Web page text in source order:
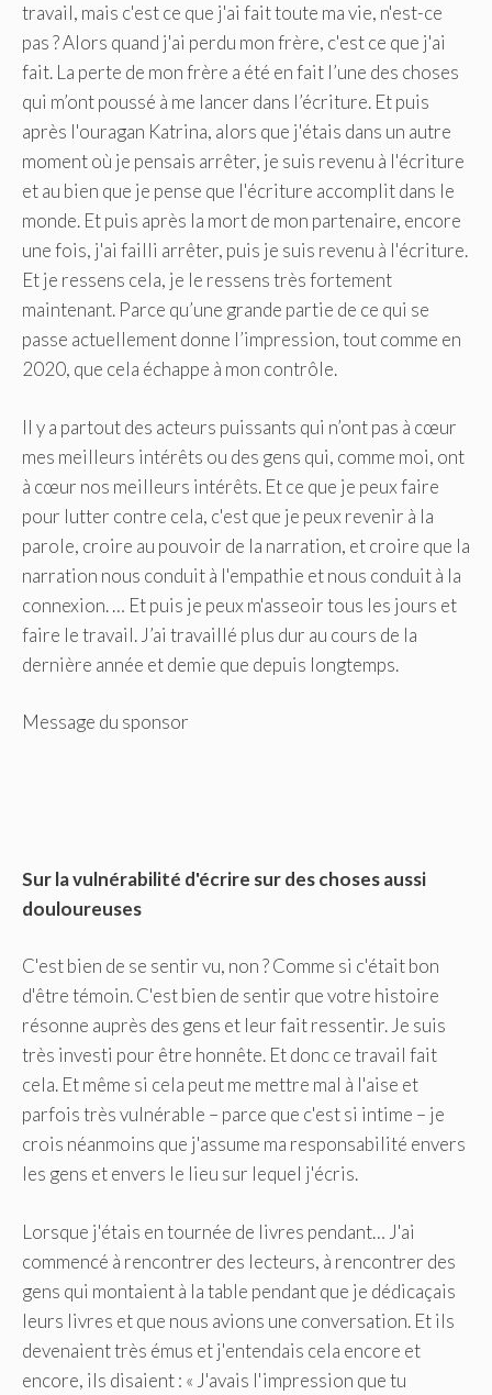
travail, mais c'est ce que j'ai fait toute ma vie, n'est-ce
pas ? Alors quand j'ai perdu mon frère, c'est ce que j'ai
fait. La perte de mon frère a été en fait l’une des choses
qui m’ont poussé à me lancer dans l’écriture. Et puis
après l'ouragan Katrina, alors que j'étais dans un autre
moment où je pensais arrêter, je suis revenu à l'écriture
et au bien que je pense que l'écriture accomplit dans le
monde. Et puis après la mort de mon partenaire, encore
une fois, j'ai failli arrêter, puis je suis revenu à l'écriture.
Et je ressens cela, je le ressens très fortement
maintenant. Parce qu’une grande partie de ce qui se
passe actuellement donne l’impression, tout comme en
2020, que cela échappe à mon contrôle.
Il y a partout des acteurs puissants qui n’ont pas à cœur
mes meilleurs intérêts ou des gens qui, comme moi, ont
à cœur nos meilleurs intérêts. Et ce que je peux faire
pour lutter contre cela, c'est que je peux revenir à la
parole, croire au pouvoir de la narration, et croire que la
narration nous conduit à l'empathie et nous conduit à la
connexion. … Et puis je peux m'asseoir tous les jours et
faire le travail. J’ai travaillé plus dur au cours de la
dernière année et demie que depuis longtemps.
Message du sponsor
Sur la vulnérabilité d'écrire sur des choses aussi
douloureuses
C'est bien de se sentir vu, non ? Comme si c'était bon
d'être témoin. C'est bien de sentir que votre histoire
résonne auprès des gens et leur fait ressentir. Je suis
très investi pour être honnête. Et donc ce travail fait
cela. Et même si cela peut me mettre mal à l'aise et
parfois très vulnérable – parce que c'est si intime – je
crois néanmoins que j'assume ma responsabilité envers
les gens et envers le lieu sur lequel j'écris.
Lorsque j'étais en tournée de livres pendant… J'ai
commencé à rencontrer des lecteurs, à rencontrer des
gens qui montaient à la table pendant que je dédicaçais
leurs livres et que nous avions une conversation. Et ils
devenaient très émus et j'entendais cela encore et
encore, ils disaient : « J'avais l'impression que tu